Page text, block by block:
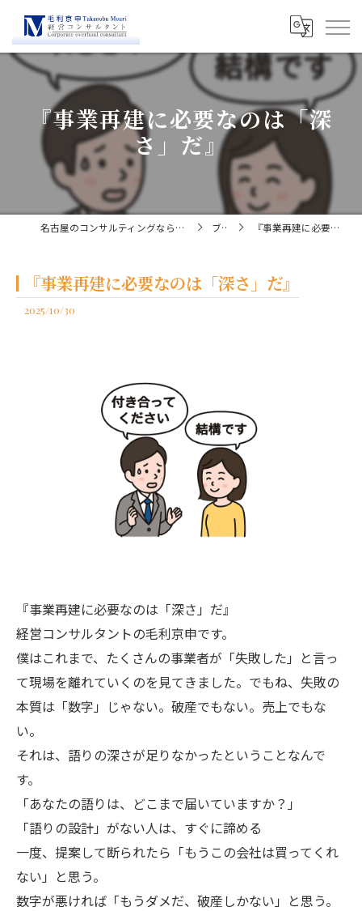
『事業再建に必要なのは「深
さ」だ』
名古屋のコンサルティングなら経営コンサルタント毛利京申 ブログ 『事業再建に必要なのは「深さ」だ』
『事業再建に必要なのは「深さ」だ』
2025/10/30
『事業再建に必要なのは「深さ」だ』
経営コンサルタントの毛利京申です。
僕はこれまで、たくさんの事業者が「失敗した」と言っ
て現場を離れていくのを見てきました。でもね、失敗の
本質は「数字」じゃない。破産でもない。売上でもな
い。
それは、語りの深さが足りなかったということなんで
す。
「あなたの語りは、どこまで届いていますか？」
「語りの設計」がない人は、すぐに諦める
一度、提案して断られたら「もうこの会社は買ってくれ
ない」と思う。
数字が悪ければ「もうダメだ、破産しかない」と思う。